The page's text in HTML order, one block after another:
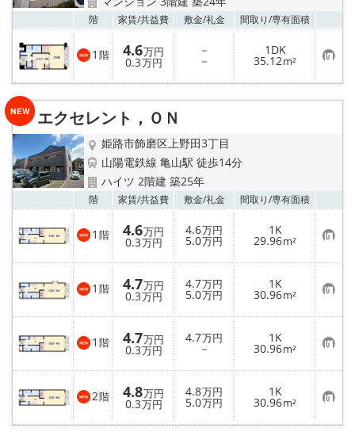
階 家賃/共益費 敷金/礼金 間取り/専有面積
1 階 4.6万円
0.3万円
－
－
1DK
35.12m² お
気
に
り
エクセレント，ＯＮ
姫路市飾磨区上野田3丁目
山陽電鉄線 亀山駅 徒歩14分
ハイツ 2階建 築25年
階 家賃/共益費 敷金/礼金 間取り/専有面積
1 階 4.6万円
0.3万円
4.6万円
5.0万円
1K
29.96m² お
気
に
入
り
登
録
1 階 4.7万円
0.3万円
4.7万円
5.0万円
1K
30.96m² お
気
に
入
り
登
録
1 階 4.7万円
0.3万円
4.7万円
－
1K
30.96m² お
気
に
入
り
登
録
2階 4.8万円
0.3万円
4.8万円
5.0万円
1K
30.96m² お
気
に